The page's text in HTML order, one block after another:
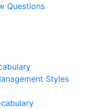
Questions
Styles